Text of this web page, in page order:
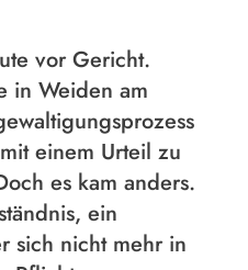
vor Gericht.
in Weiden am
einem Urteil zu
es kam anders.
ein
sich nicht mehr in